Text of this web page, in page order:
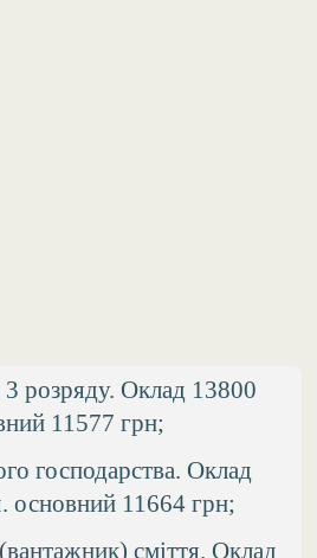
розряду. Оклад 13800
11577 грн;
господарства. Оклад
основний 11664 грн;
сміття. Оклад